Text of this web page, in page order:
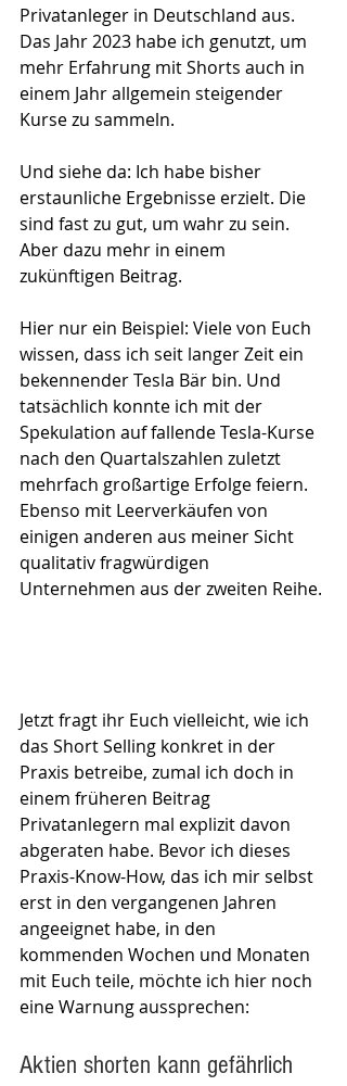
Privatanleger in Deutschland aus.
Das Jahr 2023 habe ich genutzt, um
mehr Erfahrung mit Shorts auch in
einem Jahr allgemein steigender
Kurse zu sammeln.
Und siehe da: Ich habe bisher
erstaunliche Ergebnisse erzielt. Die
sind fast zu gut, um wahr zu sein.
Aber dazu mehr in einem
zukünftigen Beitrag.
Hier nur ein Beispiel: Viele von Euch
wissen, dass ich seit langer Zeit ein
bekennender Tesla Bär bin. Und
tatsächlich konnte ich mit der
Spekulation auf fallende Tesla-Kurse
nach den Quartalszahlen zuletzt
mehrfach großartige Erfolge feiern.
Ebenso mit Leerverkäufen von
einigen anderen aus meiner Sicht
qualitativ fragwürdigen
Unternehmen aus der zweiten Reihe.
Jetzt fragt ihr Euch vielleicht, wie ich
das Short Selling konkret in der
Praxis betreibe, zumal ich doch in
einem früheren Beitrag
Privatanlegern mal explizit davon
abgeraten habe. Bevor ich dieses
Praxis-Know-How, das ich mir selbst
erst in den vergangenen Jahren
angeeignet habe, in den
kommenden Wochen und Monaten
mit Euch teile, möchte ich hier noch
eine Warnung aussprechen:
Aktien shorten kann gefährlich